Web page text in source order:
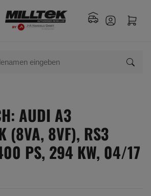
AUDI A3
(8VA, 8VF), RS3
PS, 294 KW, 04/17